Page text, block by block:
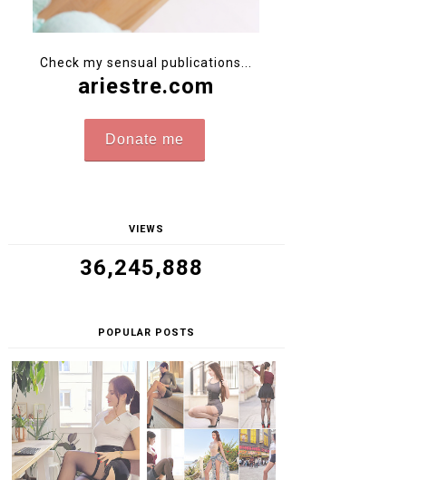
Check my sensual publications...
ariestre.com
Donate me
VIEWS
36,245,888
POPULAR POSTS